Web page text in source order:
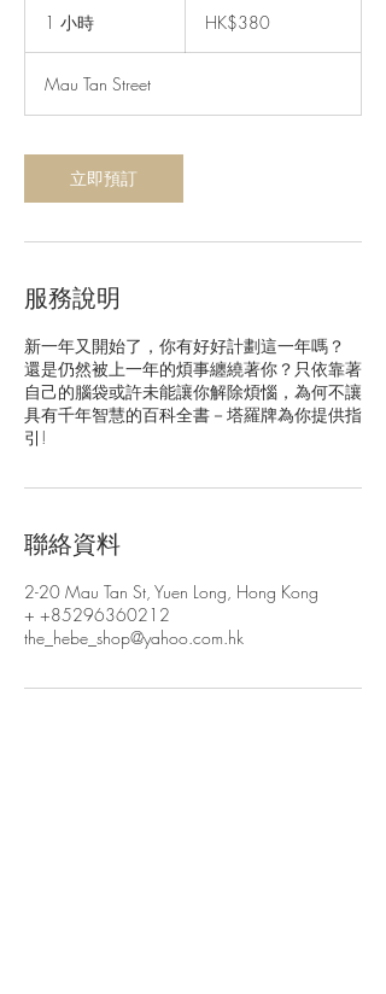
1 小時 HK$380
Mau Tan Street
立即預訂
服務說明
新一年又開始了，你有好好計劃這一年嗎？
還是仍然被上一年的煩事纏繞著你？只依靠著
自己的腦袋或許未能讓你解除煩惱，為何不讓
具有千年智慧的百科全書－塔羅牌為你提供指
引!
聯絡資料
2-20 Mau Tan St, Yuen Long, Hong Kong
+ +85296360212
the_hebe_shop@yahoo.com.hk